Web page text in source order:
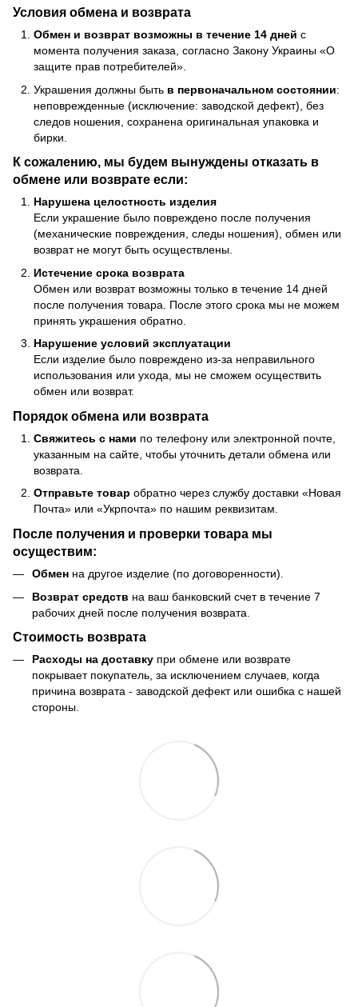
Условия обмена и возврата
Обмен и возврат возможны в течение 14 дней с
момента получения заказа, согласно Закону Украины «О
защите прав потребителей».
Украшения должны быть в первоначальном состоянии:
неповрежденные (исключение: заводской дефект), без
следов ношения, сохранена оригинальная упаковка и
бирки.
К сожалению, мы будем вынуждены отказать в
обмене или возврате если:
Нарушена целостность изделия
Если украшение было повреждено после получения
(механические повреждения, следы ношения), обмен или
возврат не могут быть осуществлены.
Истечение срока возврата
Обмен или возврат возможны только в течение 14 дней
после получения товара. После этого срока мы не можем
принять украшения обратно.
Нарушение условий эксплуатации
Если изделие было повреждено из-за неправильного
использования или ухода, мы не сможем осуществить
обмен или возврат.
Порядок обмена или возврата
Свяжитесь с нами по телефону или электронной почте,
указанным на сайте, чтобы уточнить детали обмена или
возврата.
Отправьте товар обратно через службу доставки «Новая
Почта» или «Укрпочта» по нашим реквизитам.
После получения и проверки товара мы
осуществим:
Обмен на другое изделие (по договоренности).
Возврат средств на ваш банковский счет в течение 7
рабочих дней после получения возврата.
Стоимость возврата
Расходы на доставку при обмене или возврате
покрывает покупатель, за исключением случаев, когда
причина возврата - заводской дефект или ошибка с нашей
стороны.